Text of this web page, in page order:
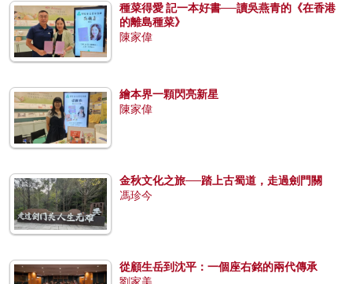
種菜得愛 記一本好書──讀吳燕青的《在香港
的離島種菜》
陳家偉
繪本界一顆閃亮新星
陳家偉
金秋文化之旅──踏上古蜀道，走過劍門關
馮珍今
從顧生岳到沈平：一個座右銘的兩代傳承
劉家美